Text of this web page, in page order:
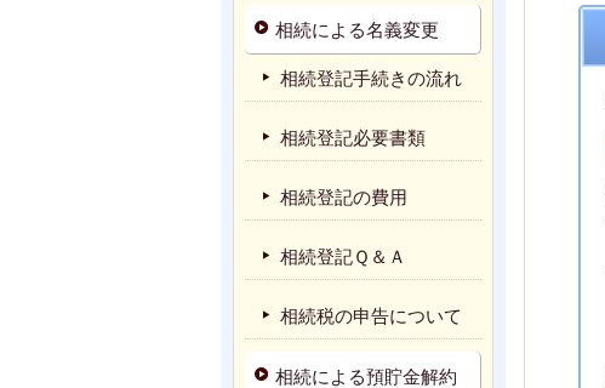
相続による名義変更
相続登記手続きの流れ
相続登記必要書類
相続登記の費用
相続登記Ｑ＆Ａ
相続税の申告について
相続による預貯金解約